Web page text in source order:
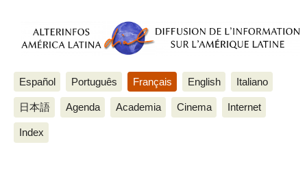
Español Português Français English Italiano
日本語 Agenda Academia Cinema Internet
Index